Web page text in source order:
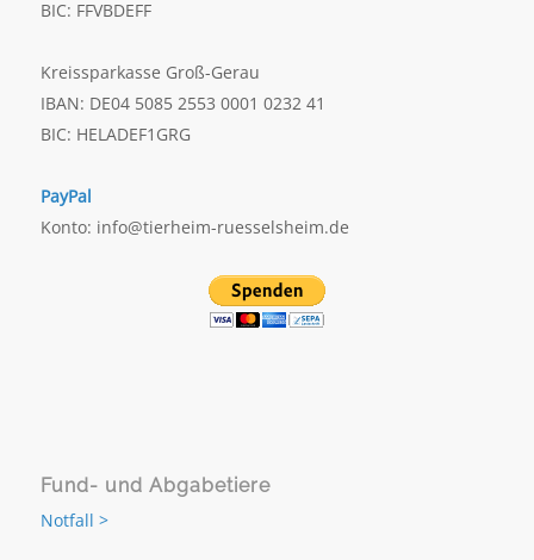
BIC: FFVBDEFF
Kreissparkasse Groß-Gerau
IBAN: DE04 5085 2553 0001 0232 41
BIC: HELADEF1GRG
PayPal
Konto: info@tierheim-ruesselsheim.de
Fund- und Abgabetiere
Notfall >